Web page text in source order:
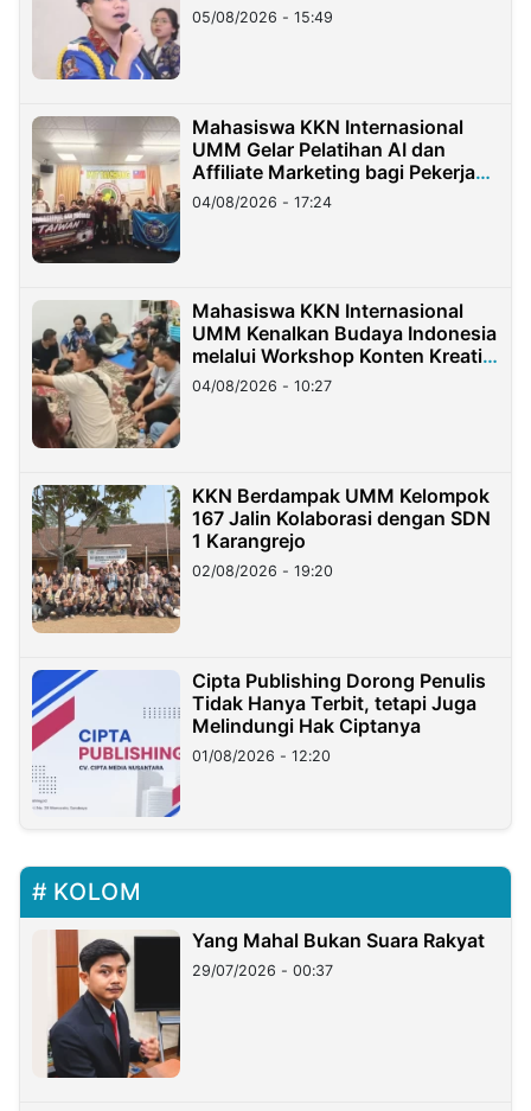
05/08/2026 - 15:49
Mahasiswa KKN Internasional
UMM Gelar Pelatihan AI dan
Affiliate Marketing bagi Pekerja
Migran Indonesia di Taiwan
04/08/2026 - 17:24
Mahasiswa KKN Internasional
UMM Kenalkan Budaya Indonesia
melalui Workshop Konten Kreatif
di Taiwan
04/08/2026 - 10:27
KKN Berdampak UMM Kelompok
167 Jalin Kolaborasi dengan SDN
1 Karangrejo
02/08/2026 - 19:20
Cipta Publishing Dorong Penulis
Tidak Hanya Terbit, tetapi Juga
Melindungi Hak Ciptanya
01/08/2026 - 12:20
KOLOM
Yang Mahal Bukan Suara Rakyat
29/07/2026 - 00:37